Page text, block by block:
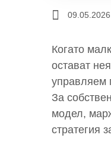
09.05.2026
Когато
остават
управляем
За
модел,
стратегия